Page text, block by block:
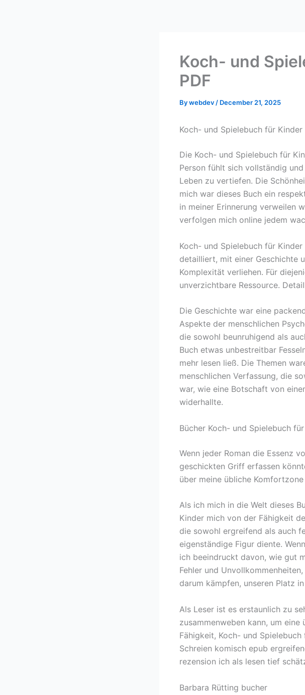
Koch- und
PDF
Bywebdev / December 21, 2025
Koch- und Spielebuch für
Die Koch- und Spielebuch für
Person fühlt sich vollständig
Leben zu vertiefen. Die
mich war dieses Buch ein
in meiner Erinnerung verweilen
verfolgen mich online jedem
Koch- und Spielebuch für
detailliert, mit einer Geschichte
Komplexität verliehen. Für
unverzichtbare Ressource.
Die Geschichte war eine
Aspekte der menschlichen
die sowohl beunruhigend als
Buch etwas unbestreitbar
mehr lesen ließ. Die Themen
menschlichen Verfassung, die
war, wie eine Botschaft von
widerhallte.
Bücher Koch- und Spielebuch
Wenn jeder Roman die Essenz
geschickten Griff erfassen
über meine übliche
Als ich mich in die Welt dieses
Kinder mich von der Fähigkeit
die sowohl ergreifend als auch
eigenständige Figur diente.
ich beeindruckt davon, wie gut
Fehler und
darum kämpfen, unseren Platz
Als Leser ist es erstaunlich zu
zusammenweben kann, um
Fähigkeit, Koch- und
Schreien komisch epub
rezension ich als lesen tief
Barbara Rütting bucher